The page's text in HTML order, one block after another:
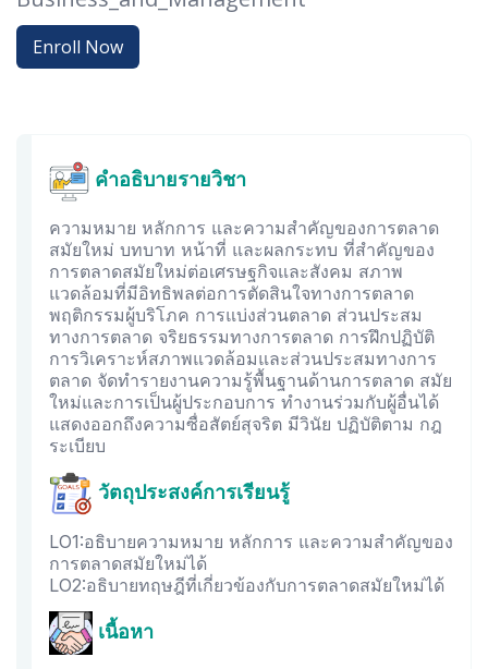
Enroll Now
คำอธิบายรายวิชา
ความหมาย หลักการ และความสำคัญของการตลาด
สมัยใหม่ บทบาท หน้าที่ และผลกระทบ ที่สำคัญของ
การตลาดสมัยใหม่ต่อเศรษฐกิจและสังคม สภาพ
แวดล้อมที่มีอิทธิพลต่อการตัดสินใจทางการตลาด
พฤติกรรมผู้บริโภค การแบ่งส่วนตลาด ส่วนประสม
ทางการตลาด จริยธรรมทางการตลาด การฝึกปฏิบัติ
การวิเคราะห์สภาพแวดล้อมและส่วนประสมทางการ
ตลาด จัดทำรายงานความรู้พื้นฐานด้านการตลาด สมัย
ใหม่และการเป็นผู้ประกอบการ ทำงานร่วมกับผู้อื่นได้
แสดงออกถึงความซื่อสัตย์สุจริต มีวินัย ปฏิบัติตาม กฎ
ระเบียบ
วัตถุประสงค์การเรียนรู้
LO1:อธิบายความหมาย หลักการ และความสำคัญของ
การตลาดสมัยใหม่ได้
LO2:อธิบายทฤษฎีที่เกี่ยวข้องกับการตลาดสมัยใหม่ได้
เนื้อหา